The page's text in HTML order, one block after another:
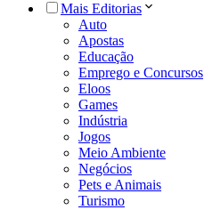
Mais Editorias
Auto
Apostas
Educação
Emprego e Concursos
Eloos
Games
Indústria
Jogos
Meio Ambiente
Negócios
Pets e Animais
Turismo